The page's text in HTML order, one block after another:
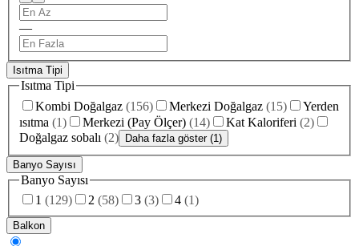
—
Isıtma Tipi
Isıtma Tipi
Kombi Doğalgaz (156) Merkezi Doğalgaz (15)
Yerden
ısıtma (1) Merkezi (Pay Ölçer) (14) Kat Kaloriferi (2)
Doğalgaz sobalı (2) Daha fazla göster (1)
Banyo Sayısı
Banyo Sayısı
1 (129) 2 (58) 3 (3) 4 (1)
Balkon